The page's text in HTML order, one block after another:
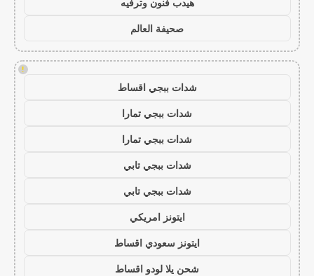
صحيفة العالم
!
شدات ببجي اقساط
شدات ببجي تمارا
شدات ببجي تمارا
شدات ببجي تابي
شدات ببجي تابي
ايتونز امريكي
ايتونز سعودي اقساط
شحن يلا لودو اقساط